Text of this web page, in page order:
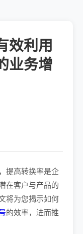
效利用
业务增
提高转换率是企
在客户与产品的
将为您揭示如何
的效率，进而推